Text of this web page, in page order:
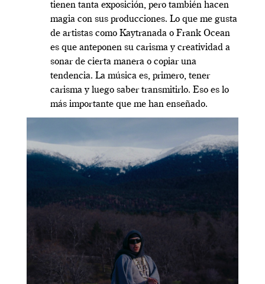
tienen tanta exposición, pero también hacen
magia con sus producciones. Lo que me gusta
de artistas como Kaytranada o Frank Ocean
es que anteponen su carisma y creatividad a
sonar de cierta manera o copiar una
tendencia. La música es, primero, tener
carisma y luego saber transmitirlo. Eso es lo
más importante que me han enseñado.